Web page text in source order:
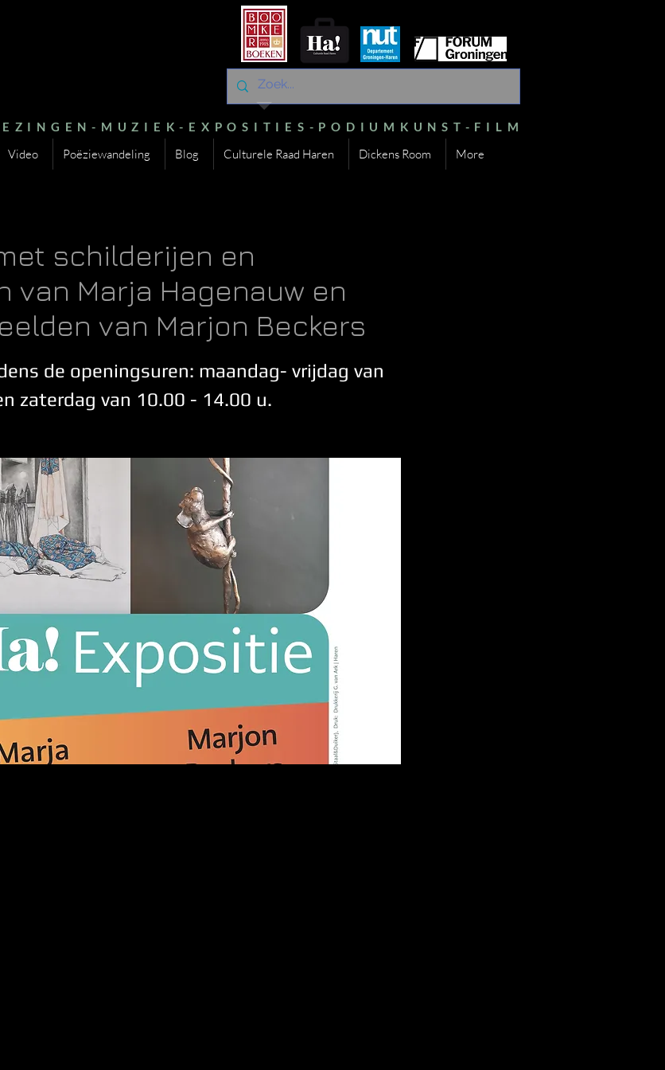
MUZIEK-EXPOSITIES-PODIUMKUNST-FILM
Video Poëziewandeling Blog Culturele Raad Haren Dickens Room More
schilderijen en
van Marja Hagenauw en
van Marjon Beckers
de openingsuren: maandag- vrijdag van
zaterdag van 10.00 - 14.00 u.